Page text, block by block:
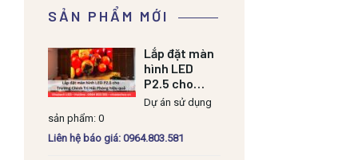
SẢN PHẨM MỚI
Lắp đặt màn
hình LED
P2.5 cho
Trường Chính
Trị Hải Phòng
Dự án sử dụng
sản phẩm: 0
Liên hệ báo giá: 0964.803.581